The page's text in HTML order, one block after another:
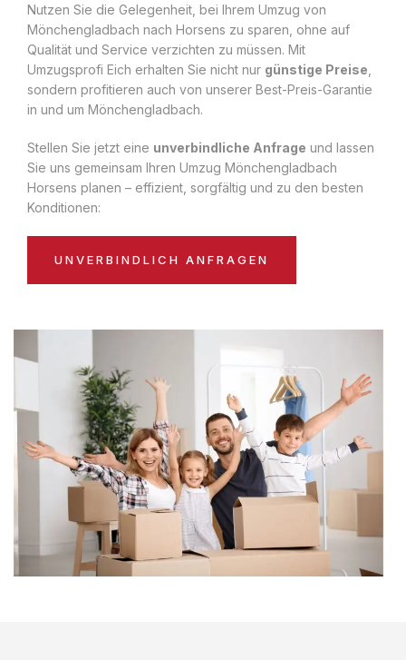
Nutzen Sie die Gelegenheit, bei Ihrem Umzug von
Mönchengladbach nach Horsens zu sparen, ohne auf
Qualität und Service verzichten zu müssen. Mit
Umzugsprofi Eich erhalten Sie nicht nur günstige Preise
sondern profitieren auch von unserer Best-Preis-Garantie
in und um Mönchengladbach.
Stellen Sie jetzt eine unverbindliche Anfrage und lassen
Sie uns gemeinsam Ihren Umzug Mönchengladbach
Horsens planen – effizient, sorgfältig und zu den besten
Konditionen:
UNVERBINDLICH ANFRAGEN